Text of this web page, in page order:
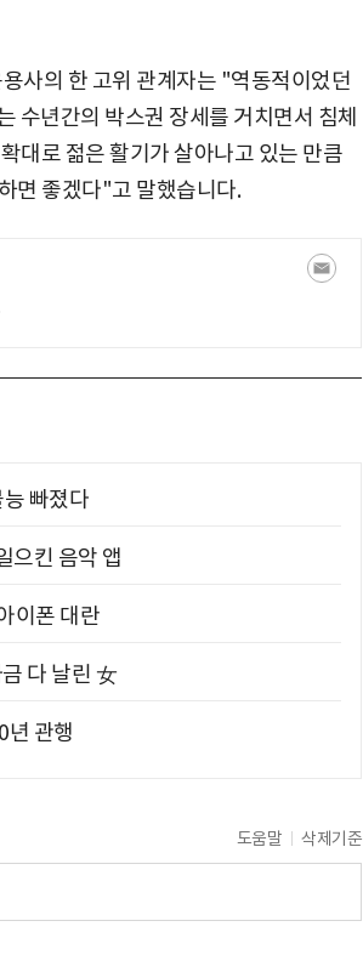
사의 한 고위 관계자는 "역동적이었던
수년간의 박스권 장세를 거치면서 침체
대로 젊은 활기가 살아나고 있는 만큼
면 좋겠다"고 말했습니다.
빠졌다
으킨 음악 앱
이폰 대란
다 날린 女
년 관행
도움말 삭제기준